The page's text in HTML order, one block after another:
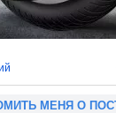
МЕНЯ О